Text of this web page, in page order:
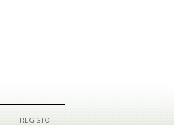
REGISTO